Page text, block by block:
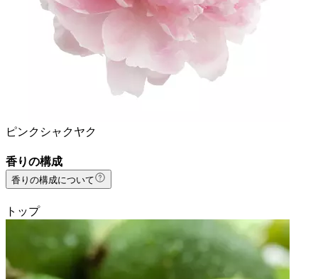
ピンクシャクヤク
香りの構成
香りの構成について
トップ